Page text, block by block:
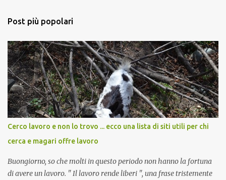
Post più popolari
Cerco lavoro e non lo trovo ... ecco una lista di siti utili per chi
cerca e magari offre lavoro
Buongiorno, so che molti in questo periodo non hanno la fortuna
di avere un lavoro. " Il lavoro rende liberi ", una frase tristemente